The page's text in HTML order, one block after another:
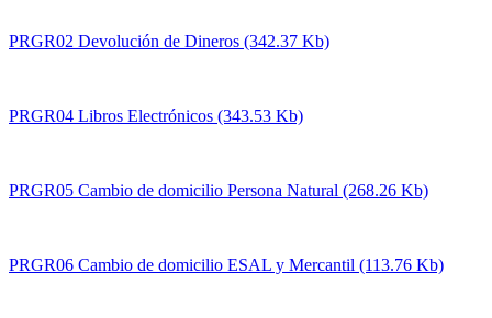
PRGR02 Devolución de Dineros (342.37 Kb)
PRGR04 Libros Electrónicos (343.53 Kb)
PRGR05 Cambio de domicilio Persona Natural (268.26 Kb)
PRGR06 Cambio de domicilio ESAL y Mercantil (113.76 Kb)